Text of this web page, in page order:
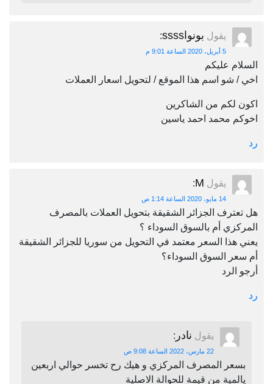
يقول بونواssss :
5 أبريل، 2020 الساعة 9:01 م
السلام عليكم
اخي / شو اسم هذا الموقع / لتحويل اسعار العملات
اكون لكم من الشاكرين
اخوكم محمد احمد ياسين
رد
يقول M
:
14 مايو، 2020 الساعة 1:14 ص
هل تعترف الجزائر الشقيقة بتحويل العملات بالمصرف
المركزي أم بالسوق السوداء ؟
يعني هذا السعر معتمد في التحويل من سوريا للجزائر الشقيقة
أم سعر السوق السوداء؟
أرجو الرد
رد
يقول نادر :
22 مارس، 2022 الساعة 9:08 ص
بسعر المصرف المركزي و هيك رح تخسر حوالي اربعين
يالمية من قيمة للحوالة الاصلية